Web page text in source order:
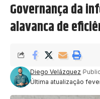
Governança da
alavanca de
Última atualização
Diego Velázquez